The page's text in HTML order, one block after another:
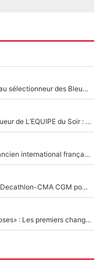
«Plus grand, je ferai chauffeur-livreur» : Nouveau sélectionneur des Bleus, Zinédine Zidane s’était imaginé un avenir très différent lorsqu'il était enfant
Johan Micoud en conflit avec un autre chroniqueur de L’EQUIPE du Soir : «Pendant un moment, je ne les ai pas remis ensemble dans l'émission»
Proche de rejoindre Bruno Genesio à l'OM, un ancien international français va finalement débarquer... sur RMC !
Une signature très importante se prépare chez Decathlon-CMA CGM pour aider Paul Seixas à gagner le Tour de France 2027
«Il y a probablement besoin de changer des choses» : Les premiers changements de Zinedine Zidane en équipe de France sont révélés ?